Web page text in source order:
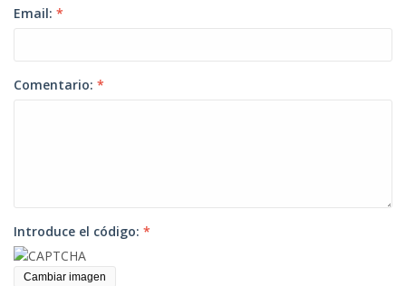
Email: *
Comentario: *
Introduce el código: *
Cambiar imagen